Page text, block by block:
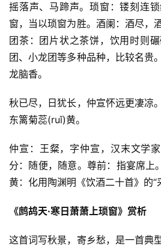
摇落声、马蹄声。琐窗：镂刻连
窗，当以琐窗为胜。酒阑：酒尽，
团茶：团片状之茶饼，饮用时则
团、小龙团等多种品种，比较名贵
龙脑香。
秋已尽，日犹长，仲宣怀远更凄凉
东篱菊蕊(ruǐ)黄。
仲宣：王粲，字仲宣，汉末文学
分：随便，随意。尊前：指宴席上
黄：化用陶渊明《饮酒二十首》的“
《鹧鸪天·寒日萧萧上琐窗》赏析
这首词写秋景，寄乡愁，是一首典